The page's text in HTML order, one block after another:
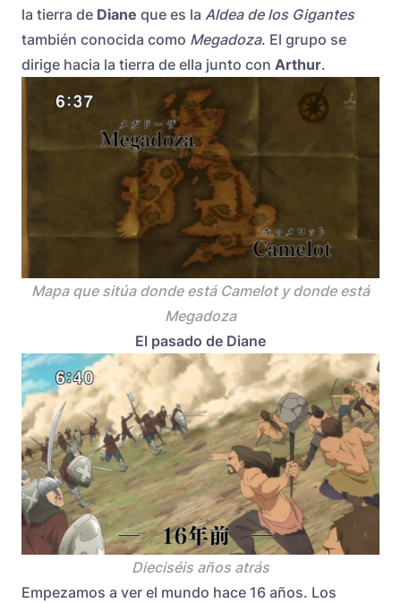
la tierra de Diane que es la Aldea de los Gigantes
también conocida como Megadoza. El grupo se
dirige hacia la tierra de ella junto con Arthur.
Mapa que sitúa donde está Camelot y donde está
Megadoza
El pasado de Diane
Dieciséis años atrás
Empezamos a ver el mundo hace 16 años. Los